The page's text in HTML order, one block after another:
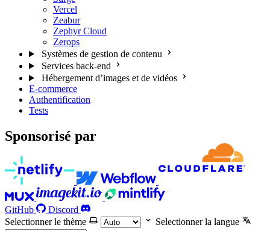
Vercel
Zeabur
Zephyr Cloud
Zerops
Systèmes de gestion de contenu
Services back-end
Hébergement d’images et de vidéos
E-commerce
Authentification
Tests
Sponsorisé par
GitHub
Discord
Selectionner le thème
Selectionner la langue